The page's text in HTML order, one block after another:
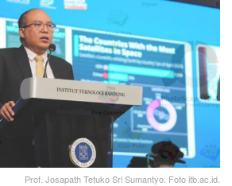
Prof. Josapath Tetuko Sri Sumantyo. Foto itb.ac.id.